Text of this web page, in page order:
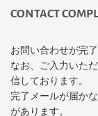
CONTACT
お問い合わせが完
なお、ご入力いた
信しております。
完了メールが届か
があります。